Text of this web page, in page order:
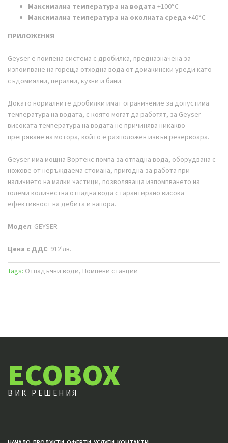
Максимална температура на водата +100°С
Максимална температура на околната среда +40°С
ПРИЛОЖЕНИЯ
Geyser е помпена система с дробилка, предназначена за
изпомпване на гореща отходна вода от домакински уреди като
съдомиялни, перални, кухни и бани.
Докато нормалните дробилки имат ограничение за допустима
температура на водата, с която могат да работят, за Geyser
високата температура на водата не причинява никакво
прегряване на мотора, който е разположен извън резервоара.
Geyser има мощна Вортекс помпа за отпадна вода, оборудвана с
ножове от неръждаема стомана, пригодна за работа при
наличието на малки частици, позволяваща изпомпването на
големи количества отпадна вода с гарантирано висока
ефективност на дебита и напора.
Модел: GEYSER
Цена с ДДС: 912'лв.
Tags: Отпадъчни води, Помпени станции
ECOBOX
ВИК РЕШЕНИЯ